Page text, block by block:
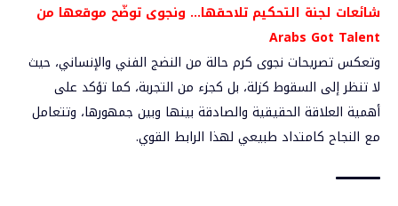
شائعات لجنة التحكيم تلاحقها… ونجوى توضّح موقعها من
Arabs Got Talent
وتعكس تصريحات نجوى كرم حالة من النضج الفني والإنساني، حيث
لا تنظر إلى السقوط كزلة، بل كجزء من التجربة، كما تؤكد على
أهمية العلاقة الحقيقية والصادقة بينها وبين جمهورها، وتتعامل
مع النجاح كامتداد طبيعي لهذا الرابط القوي.